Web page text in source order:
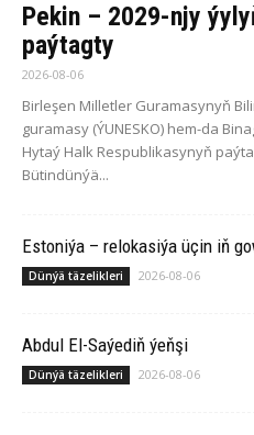
Pekin – 2029-njy
paýtagty
2026-08-06
Birleşen Milletler Guramasynyň
guramasy (ÝUNESKO) hem-da
Hytaý Halk Respublikasynyň
Bütindünýä...
Estoniýa – relokasiýa üçin iň
Dünýä täzelikleri 2026-08-06
Abdul El-Saýediň ýeňşi
Dünýä täzelikleri 2026-08-06